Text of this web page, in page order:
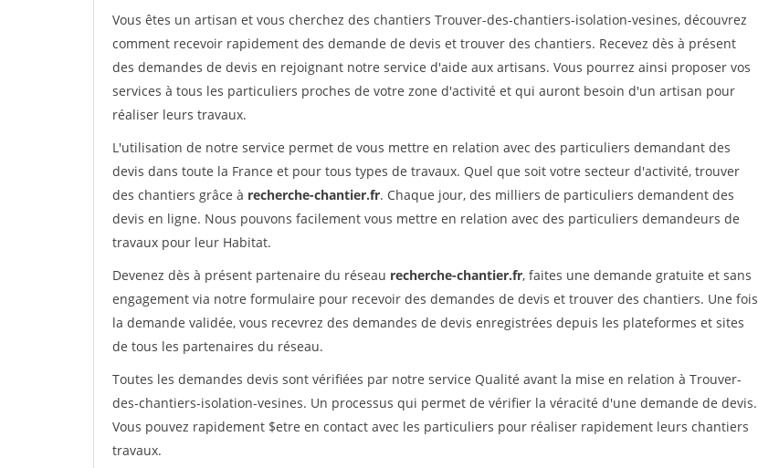
Vous êtes un artisan et vous cherchez des chantiers Trouver-des-chantiers-isolation-vesines, découvrez
comment recevoir rapidement des demande de devis et trouver des chantiers. Recevez dès à présent
des demandes de devis en rejoignant notre service d'aide aux artisans. Vous pourrez ainsi proposer vos
services à tous les particuliers proches de votre zone d'activité et qui auront besoin d'un artisan pour
réaliser leurs travaux.
L'utilisation de notre service permet de vous mettre en relation avec des particuliers demandant des
devis dans toute la France et pour tous types de travaux. Quel que soit votre secteur d'activité, trouver
des chantiers grâce à recherche-chantier.fr. Chaque jour, des milliers de particuliers demandent des
devis en ligne. Nous pouvons facilement vous mettre en relation avec des particuliers demandeurs de
travaux pour leur Habitat.
Devenez dès à présent partenaire du réseau recherche-chantier.fr, faites une demande gratuite et sans
engagement via notre formulaire pour recevoir des demandes de devis et trouver des chantiers. Une fois
la demande validée, vous recevrez des demandes de devis enregistrées depuis les plateformes et sites
de tous les partenaires du réseau.
Toutes les demandes devis sont vérifiées par notre service Qualité avant la mise en relation à Trouver-
des-chantiers-isolation-vesines. Un processus qui permet de vérifier la véracité d'une demande de devis.
Vous pouvez rapidement $etre en contact avec les particuliers pour réaliser rapidement leurs chantiers
travaux.